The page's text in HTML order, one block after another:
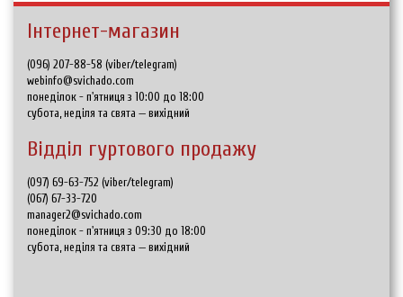
Інтернет-магазин
(096) 207-88-58 (viber/telegram)
webinfo@svichado.com
понеділок - п'ятниця з 10:00 до 18:00
субота, неділя та свята — вихідний
Відділ гуртового продажу
(097) 69-63-752 (viber/telegram)
(067) 67-33-720
manager2@svichado.com
понеділок - п'ятниця з 09:30 до 18:00
субота, неділя та свята — вихідний